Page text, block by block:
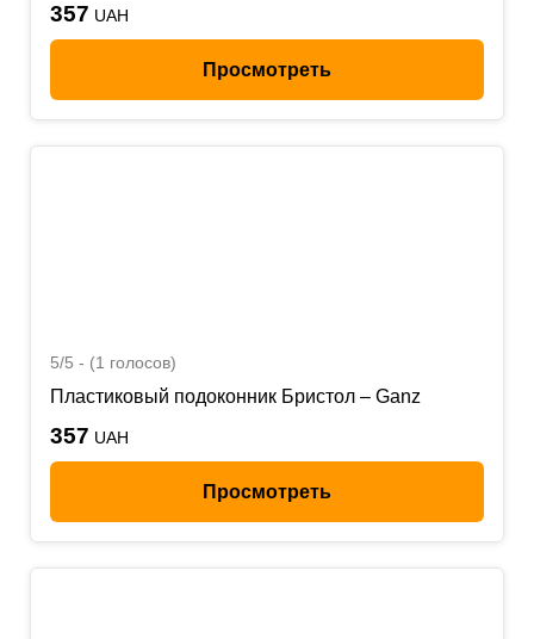
357 UAH
Просмотреть
5/5 - (1 голосов)
Пластиковый подоконник Бристол – Ganz
357 UAH
Просмотреть